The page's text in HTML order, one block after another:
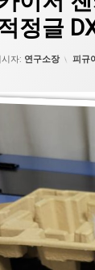
정글
데이트 날짜: 2021년 11
자: 연구소장 카테
피규